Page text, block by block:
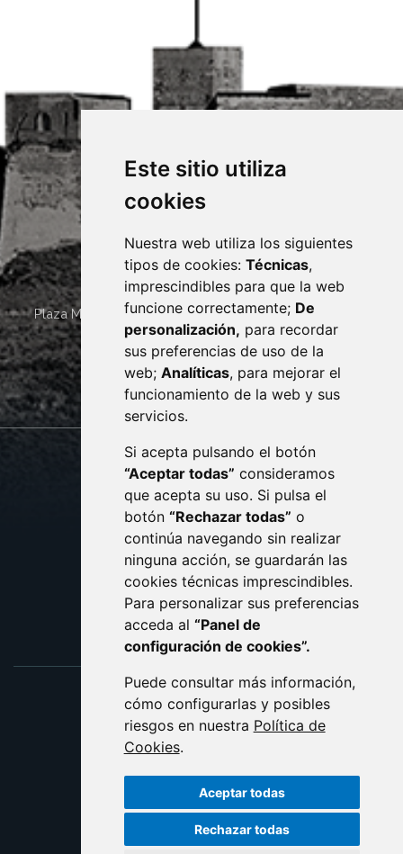
Este sitio utiliza
cookies
Nuestra web utiliza los siguientes
tipos de cookies: Técnicas,
imprescindibles para que la web
funcione correctamente; De
personalización, para recordar
sus preferencias de uso de la
web; Analíticas, para mejorar el
funcionamiento de la web y sus
servicios.
Si acepta pulsando el botón
“Aceptar todas” consideramos
que acepta su uso. Si pulsa el
botón “Rechazar todas” o
continúa navegando sin realizar
ninguna acción, se guardarán las
cookies técnicas imprescindibles.
Para personalizar sus preferencias
acceda al “Panel de
configuración de cookies”.
Puede consultar más información,
cómo configurarlas y posibles
riesgos en nuestra Política de
Cookies.
Aceptar todas
Rechazar todas
Plaza Mayor 4 22400 MONZÓN - ARAGÓN (ESPAÑA)
· (34) 974 400 700 ·
sac@monzon.es
monzon.es
CONTACTO
AVISO LEGAL
PROTECCIÓN DE DATOS
POLÍTICA DE COOKIES
ACCESIBILIDAD
ENLACE EXTERNO AL